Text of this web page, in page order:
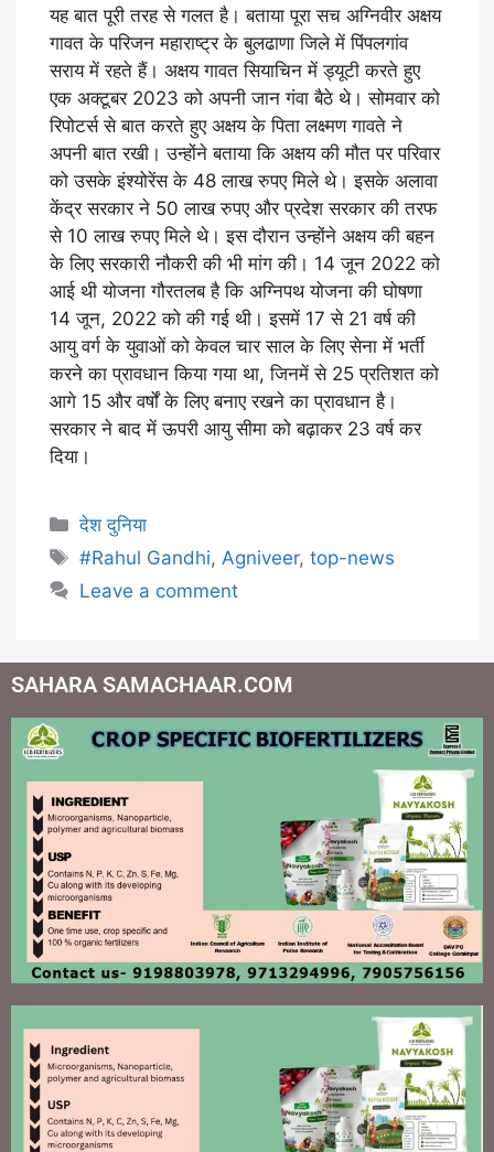
यह बात पूरी तरह से गलत है। बताया पूरा सच अग्निवीर अक्षय
गावत के परिजन महाराष्ट्र के बुलढाणा जिले में पिंपलगांव
सराय में रहते हैं। अक्षय गावत सियाचिन में ड्यूटी करते हुए
एक अक्टूबर 2023 को अपनी जान गंवा बैठे थे। सोमवार को
रिपोटर्स से बात करते हुए अक्षय के पिता लक्ष्मण गावते ने
अपनी बात रखी। उन्होंने बताया कि अक्षय की मौत पर परिवार
को उसके इंश्योरेंस के 48 लाख रुपए मिले थे। इसके अलावा
केंद्र सरकार ने 50 लाख रुपए और प्रदेश सरकार की तरफ
से 10 लाख रुपए मिले थे। इस दौरान उन्होंने अक्षय की बहन
के लिए सरकारी नौकरी की भी मांग की। 14 जून 2022 को
आई थी योजना गौरतलब है कि अग्निपथ योजना की घोषणा
14 जून, 2022 को की गई थी। इसमें 17 से 21 वर्ष की
आयु वर्ग के युवाओं को केवल चार साल के लिए सेना में भर्ती
करने का प्रावधान किया गया था, जिनमें से 25 प्रतिशत को
आगे 15 और वर्षों के लिए बनाए रखने का प्रावधान है।
सरकार ने बाद में ऊपरी आयु सीमा को बढ़ाकर 23 वर्ष कर
दिया।
देश दुनिया
#Rahul Gandhi, Agniveer,top-news
Leave a comment
SAHARA SAMACHAAR.COM